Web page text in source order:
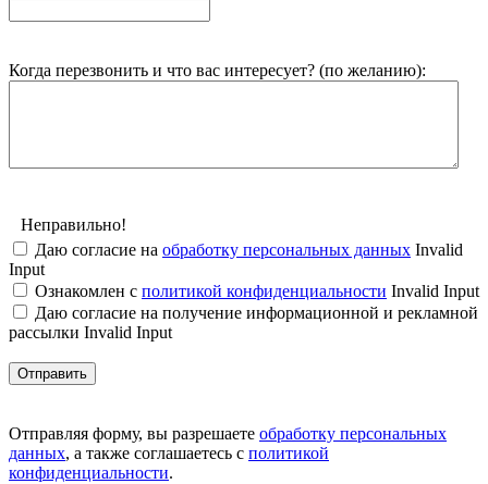
Когда перезвонить и что вас интересует? (по желанию):
Неправильно!
Даю согласие на обработку персональных данных Invalid
Input
Ознакомлен с политикой конфиденциальности Invalid Input
Даю согласие на получение информационной и рекламной
рассылки Invalid Input
Отправляя форму, вы разрешаете обработку персональных
данных, а также соглашаетесь с политикой
конфиденциальности.